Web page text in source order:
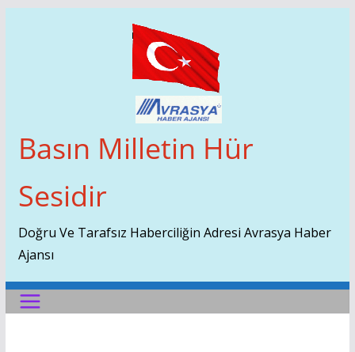
Basın Milletin Hür
Sesidir
Doğru Ve Tarafsız Haberciliğin Adresi Avrasya Haber
Ajansı